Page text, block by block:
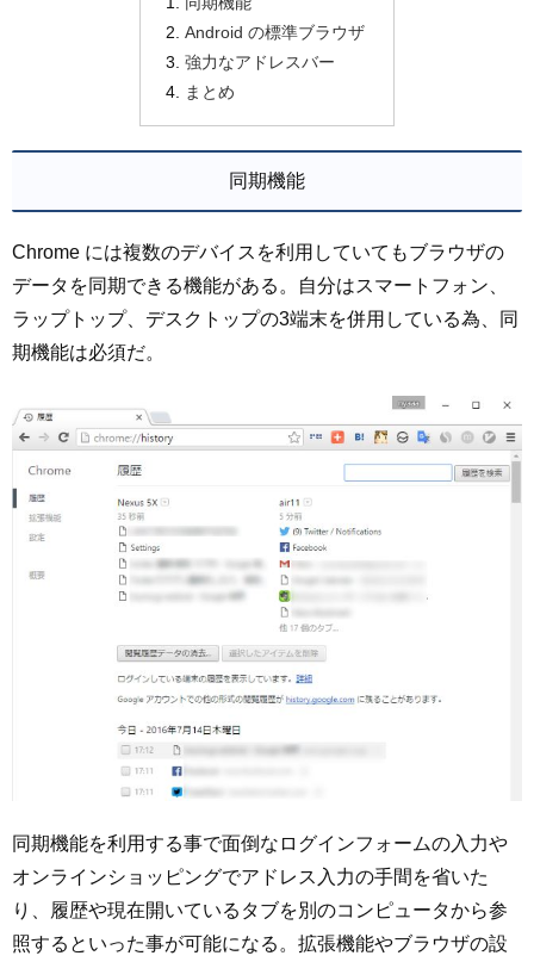
Android の標準ブラウザ
強力なアドレスバー
まとめ
同期機能
Chrome には複数のデバイスを利用していてもブラウザの
データを同期できる機能がある。自分はスマートフォン、
ラップトップ、デスクトップの3端末を併用している為、同
期機能は必須だ。
同期機能を利用する事で面倒なログインフォームの入力や
オンラインショッピングでアドレス入力の手間を省いた
り、履歴や現在開いているタブを別のコンピュータから参
照するといった事が可能になる。拡張機能やブラウザの設